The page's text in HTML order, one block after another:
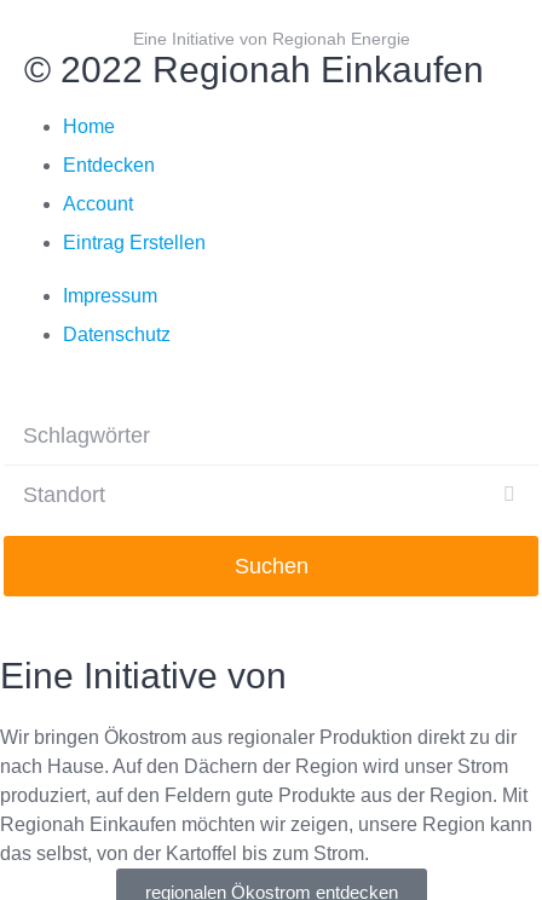
Eine Initiative von Regionah Energie
© 2022 Regionah Einkaufen
Home
Entdecken
Account
Eintrag Erstellen
Impressum
Datenschutz
Suchen
Eine Initiative von
Wir bringen Ökostrom aus regionaler Produktion direkt zu dir
nach Hause. Auf den Dächern der Region wird unser Strom
produziert, auf den Feldern gute Produkte aus der Region. Mit
Regionah Einkaufen möchten wir zeigen, unsere Region kann
das selbst, von der Kartoffel bis zum Strom.
regionalen Ökostrom entdecken